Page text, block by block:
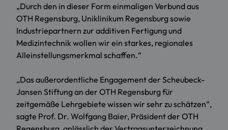
„Durch den in dieser Form einmaligen Verbund aus
OTH Regensburg, Uniklinikum Regensburg sowie
Industriepartnern zur additiven Fertigung und
Medizintechnik wollen wir ein starkes, regionales
Alleinstellungsmerkmal schaffen.“
„Das außerordentliche Engagement der Scheubeck-
Jansen Stiftung an der OTH Regensburg für
zeitgemäße Lehrgebiete wissen wir sehr zu schätzen“,
sagte Prof. Dr. Wolfgang Baier, Präsident der OTH